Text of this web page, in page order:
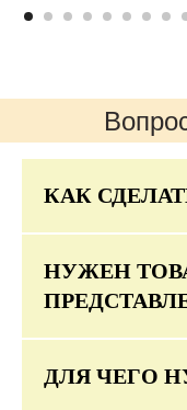
КАК
НУЖЕН
ДЛЯ ЧЕГО